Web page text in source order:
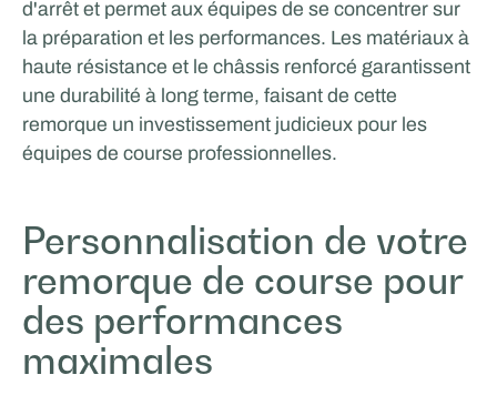
MasterXP
d'arrêt et permet aux équipes de se concentrer sur
la préparation et les performances. Les matériaux à
haute résistance et le châssis renforcé garantissent
une durabilité à long terme, faisant de cette
remorque un investissement judicieux pour les
équipes de course professionnelles.
Personnalisation de votre
remorque de course pour
des performances
maximales